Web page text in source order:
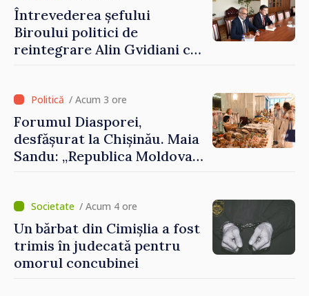
Întrevederea șefului
Biroului politici de
reintegrare Alin Gvidiani cu
Crucii Roșii în Moldova
/ Acum 3 ore
Forumul Diasporei,
desfășurat la Chișinău. Maia
Sandu: „Republica Moldova
rol important în promovarea
și susținerea acestui
parcurs”
/ Acum 4 ore
Un bărbat din Cimișlia a fost
trimis în judecată pentru
omorul concubinei